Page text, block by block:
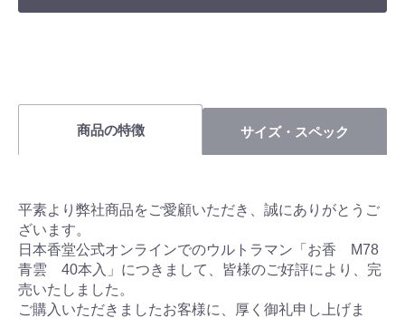
商品の特徴 サイズ・スペック
平素より弊社商品をご愛顧いただき、誠にありがとうご
ざいます。
日本香堂公式オンラインでのウルトラマン「お香 M78
青雲 40本入」につきまして、皆様のご好評により、完
売いたしました。
ご購入いただきましたお客様に、厚く御礼申し上げま